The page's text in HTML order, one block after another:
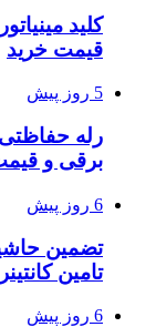
قیمت خرید
5 روز پیش
رله
برقی و
6 روز پیش
تضمین
تامین
6 روز پیش